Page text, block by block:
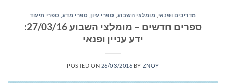
מדריכים ופנאי מומלצי השבוע ספרי עיון, ספרי מדע, ספרי תיעוד
ספרים חדשים – מומלצי השבוע 27/03/16:
ידע עניין ופנאי
POSTED ON 26/03/2016 BY ZNOY